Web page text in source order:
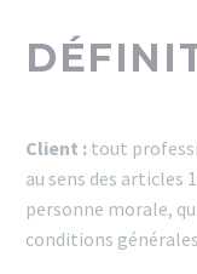
Client : tout
au sens des articles
personne morale,
conditions